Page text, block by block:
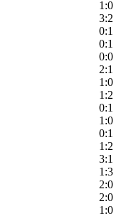
1:0
3:2
0:1
0:1
0:0
2:1
1:0
1:2
0:1
1:0
0:1
1:2
3:1
1:3
2:0
2:0
1:0